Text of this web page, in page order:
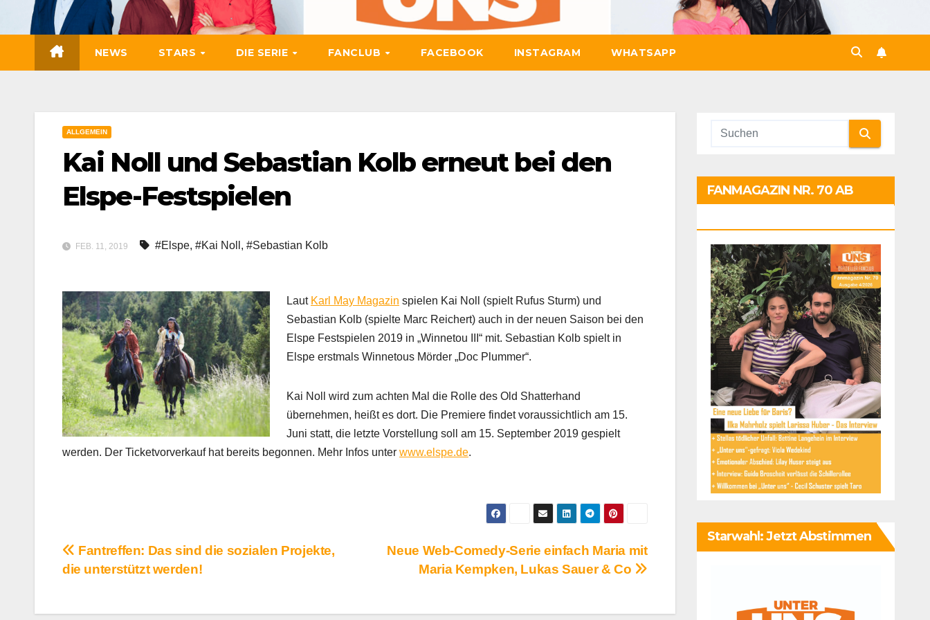
NEWS STARS DIE SERIE FANCLUB FACEBOOK INSTAGRAM WHATSAPP
ALLGEMEIN
Kai Noll und Sebastian Kolb erneut bei den
Elspe-Festspielen
FEB. 11, 2019 #Elspe, #Kai Noll , #Sebastian Kolb
Laut Karl May Magazin spielen Kai Noll (spielt Rufus Sturm) und
Sebastian Kolb (spielte Marc Reichert) auch in der neuen Saison bei den
Elspe Festspielen 2019 in „Winnetou III“ mit. Sebastian Kolb spielt in
Elspe erstmals Winnetous Mörder „Doc Plummer“.
Kai Noll wird zum achten Mal die Rolle des Old Shatterhand
übernehmen, heißt es dort. Die Premiere findet voraussichtlich am 15.
Juni statt, die letzte Vorstellung soll am 15. September 2019 gespielt
werden. Der Ticketvorverkauf hat bereits begonnen. Mehr Infos unter www.elspe.de.
Beitragsnavigation
Neue Web-Comedy-Serie einfach Maria mit
Maria Kempken, Lukas Sauer & Co
Fantreffen: Das sind die sozialen Projekte,
die unterstützt werden!
FANMAGAZIN NR. 70 AB
Starwahl: Jetzt Abstimmen